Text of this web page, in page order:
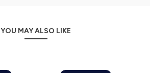
YOU MAY ALSO LIKE